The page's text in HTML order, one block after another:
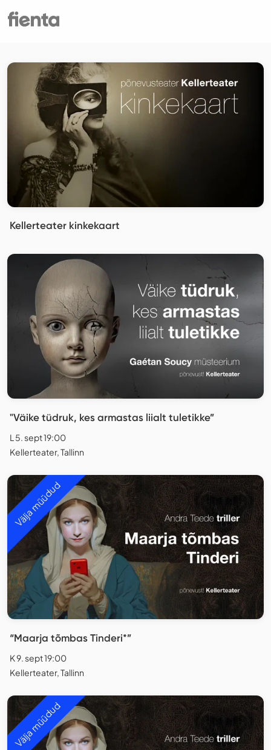
Kellerteater kinkekaart
"Väike tüdruk, kes armastas liialt tuletikke”
L 5. sept 19:00
Kellerteater, Tallinn
Välja müüdud
“Maarja tõmbas Tinderi*”
K 9. sept 19:00
Kellerteater, Tallinn
Välja müüdud